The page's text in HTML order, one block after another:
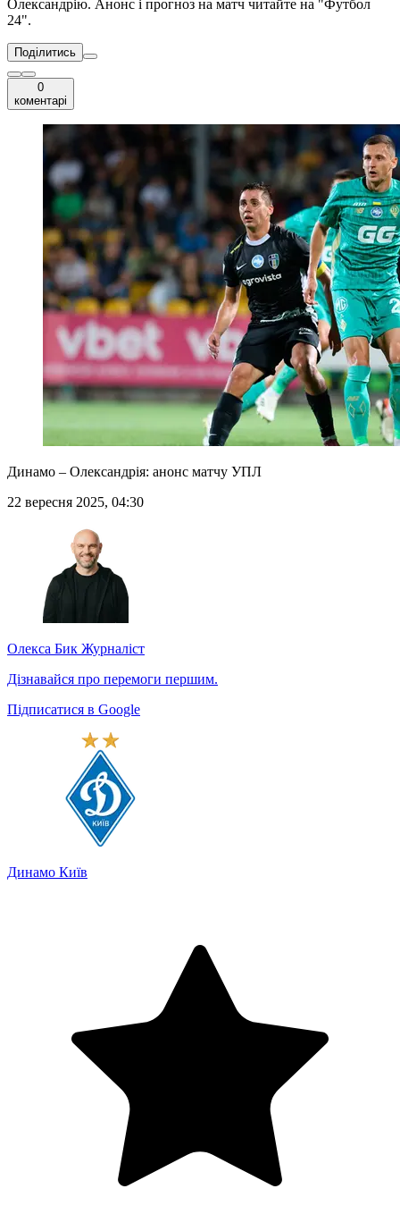
Олександрію. Анонс і прогноз на матч читайте на "Футбол
24".
Поділитись
0
коментарі
Динамо – Олександрія: анонс матчу УПЛ
22 вересня 2025, 04:30
Олекса Бик Журналіст
Дізнавайся про перемоги першим.
Підписатися в Google
Динамо Київ